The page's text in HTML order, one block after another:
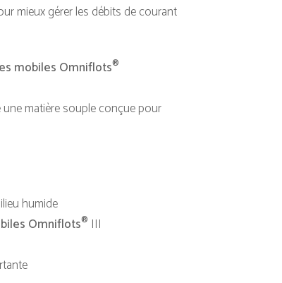
mieux gérer les débits de courant
mobiles Omniflots®
matière souple conçue pour
humide
Omniflots® III